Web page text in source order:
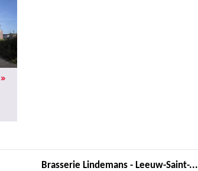
»
Brasserie Lindemans - Leeuw-Saint-...